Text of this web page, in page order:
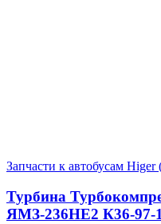
Запчасти к автобусам
Турбина
ЯМЗ-236НЕ2 К36-97-